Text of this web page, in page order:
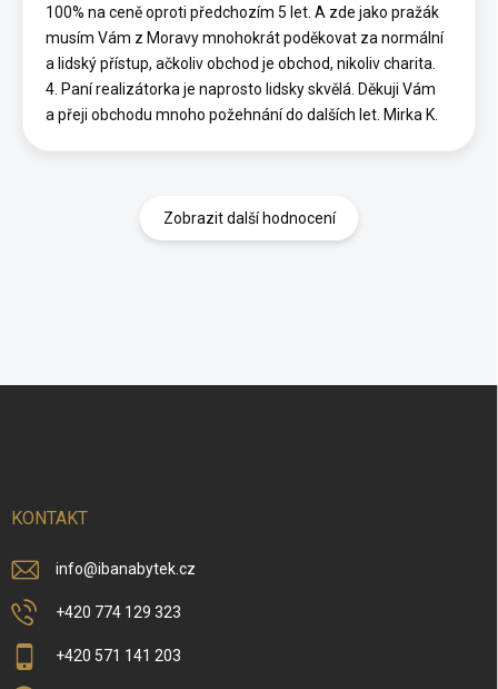
100% na ceně oproti předchozím 5 let. A zde jako pražák
musím Vám z Moravy mnohokrát poděkovat za normální
a lidský přístup, ačkoliv obchod je obchod, nikoliv charita.
4. Paní realizátorka je naprosto lidsky skvělá. Děkuji Vám
a přeji obchodu mnoho požehnání do dalších let. Mirka K.
Zobrazit další hodnocení
KONTAKT
info@ibanabytek.cz
+420 774 129 323
+420 571 141 203